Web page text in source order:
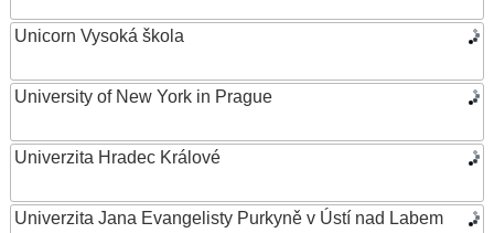
Unicorn Vysoká škola
University of New York in Prague
Univerzita Hradec Králové
Univerzita Jana Evangelisty Purkyně v Ústí nad Labem